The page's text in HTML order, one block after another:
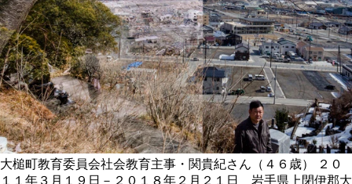
大槌町教育委員会社会教育主事・関貴紀さん（４６歳）
２０
１１年３月１９日－２０１８年２月２１日 岩手県上閉伊郡大